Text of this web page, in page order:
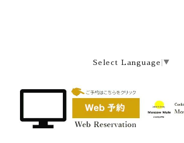
Select Language ▼